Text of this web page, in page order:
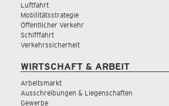
Luftfahrt
Mobilitätsstrategie
Öffentlicher Verkehr
Schifffahrt
Verkehrssicherheit
WIRTSCHAFT & ARBEIT
Arbeitsmarkt
Ausschreibungen & Liegenschaften
Gewerbe